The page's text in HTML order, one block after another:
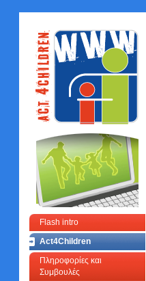
Flash intro
Act4Children
Πληροφορίες και
Συμβουλές